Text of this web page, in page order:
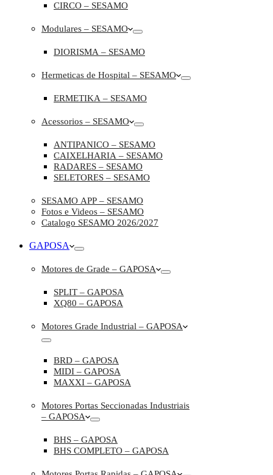
CIRCO – SESAMO
Modulares – SESAMO
DIORISMA – SESAMO
Hermeticas de Hospital – SESAMO
ERMETIKA – SESAMO
Acessorios – SESAMO
ANTIPANICO – SESAMO
CAIXELHARIA – SESAMO
RADARES – SESAMO
SELETORES – SESAMO
SESAMO APP – SESAMO
Fotos e Videos – SESAMO
Catalogo SESAMO 2026/2027
GAPOSA
Motores de Grade – GAPOSA
SPLIT – GAPOSA
XQ80 – GAPOSA
Motores Grade Industrial – GAPOSA
BRD – GAPOSA
MIDI – GAPOSA
MAXXI – GAPOSA
Motores Portas Seccionadas Industriais
– GAPOSA
BHS – GAPOSA
BHS COMPLETO – GAPOSA